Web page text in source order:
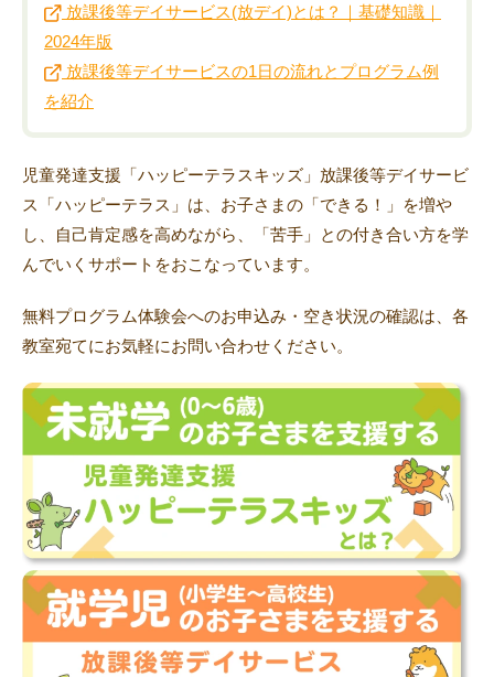
放課後等デイサービス(放デイ)とは？｜基礎知識｜
2024年版
放課後等デイサービスの1日の流れとプログラム例
を紹介
児童発達支援「ハッピーテラスキッズ」放課後等デイサービ
ス「ハッピーテラス」は、お子さまの「できる！」を増や
し、自己肯定感を高めながら、「苦手」との付き合い方を学
んでいくサポートをおこなっています。
無料プログラム体験会へのお申込み・空き状況の確認は、各
教室宛てにお気軽にお問い合わせください。